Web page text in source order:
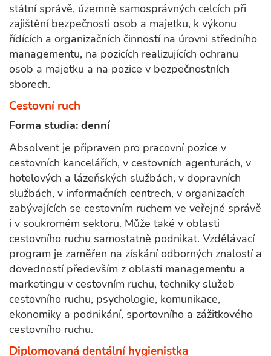
státní správě, územně samosprávných celcích při
zajištění bezpečnosti osob a majetku, k výkonu
řídících a organizačních činností na úrovni středního
managementu, na pozicích realizujících ochranu
osob a majetku a na pozice v bezpečnostních
sborech.
Cestovní ruch
Forma studia: denní
Absolvent je připraven pro pracovní pozice v
cestovních kancelářích, v cestovních agenturách, v
hotelových a lázeňských službách, v dopravních
službách, v informačních centrech, v organizacích
zabývajících se cestovním ruchem ve veřejné správě
i v soukromém sektoru. Může také v oblasti
cestovního ruchu samostatně podnikat. Vzdělávací
program je zaměřen na získání odborných znalostí a
dovedností především z oblasti managementu a
marketingu v cestovním ruchu, techniky služeb
cestovního ruchu, psychologie, komunikace,
ekonomiky a podnikání, sportovního a zážitkového
cestovního ruchu.
Diplomovaná dentální hygienistka